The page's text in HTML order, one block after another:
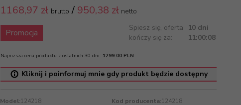
1168,97 zł brutto / 950,38 zł netto
Promocja
Spiesz się, oferta
kończy się za:
10 dni
11:00:08
Najniższa cena produktu z ostatnich 30 dni: 1299.00 PLN
Kliknij i poinformuj mnie gdy produkt będzie dostępny
Model:124218 Kod producenta:124218